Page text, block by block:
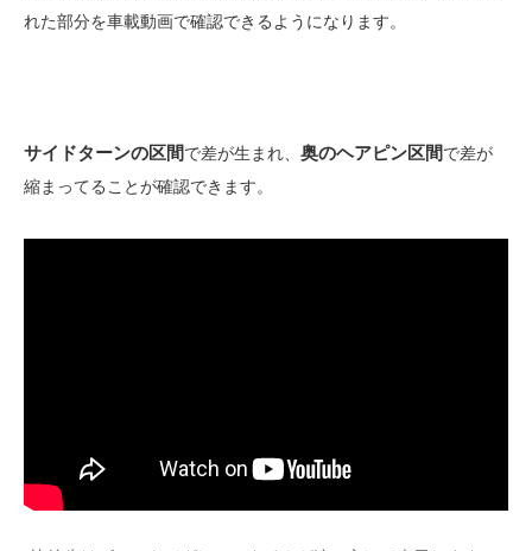
れた部分を車載動画で確認できるようになります。
サイドターンの区間で差が生まれ、 奥のヘアピン区間で差が
縮まってることが確認できます。